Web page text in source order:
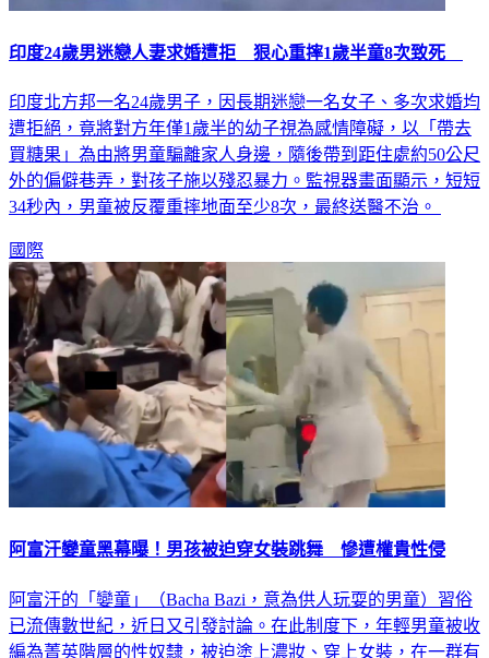
印度24歲男迷戀人妻求婚遭拒 狠心重摔1歲半童8次致死
印度北方邦一名24歲男子，因長期迷戀一名女子、多次求婚均
遭拒絕，竟將對方年僅1歲半的幼子視為感情障礙，以「帶去
買糖果」為由將男童騙離家人身邊，隨後帶到距住處約50公尺
外的偏僻巷弄，對孩子施以殘忍暴力。監視器畫面顯示，短短
34秒內，男童被反覆重摔地面至少8次，最終送醫不治。
國際
阿富汗孌童黑幕曝！男孩被迫穿女裝跳舞 慘遭權貴性侵
阿富汗的「孌童」（Bacha Bazi，意為供人玩耍的男童）習俗
已流傳數世紀，近日又引發討論。在此制度下，年輕男童被收
編為菁英階層的性奴隸，被迫塗上濃妝、穿上女裝，在一群有